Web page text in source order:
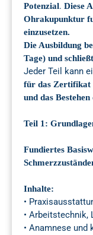
Potenzial. Diese
Ohrakupunktur
einzusetzen.
Die Ausbildung
Tage) und
Jeder Teil kann
für das Zertifikat
und das
Teil 1:
Fundiertes
Inhalte:
•
• Arbeitstechnik,
• Anamnese